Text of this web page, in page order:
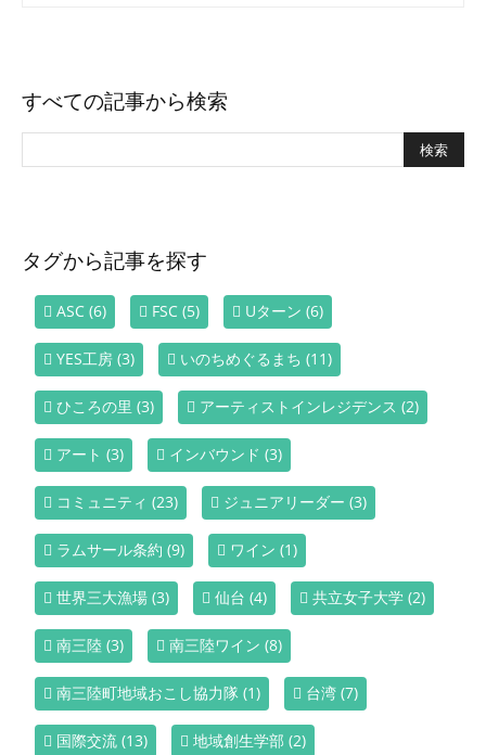
すべての記事から検索
タグから記事を探す
ASC (6) FSC (5) Uターン (6)
YES工房 (3) いのちめぐるまち (11)
ひころの里 (3) アーティストインレジデンス (2)
アート (3) インバウンド (3)
コミュニティ (23) ジュニアリーダー (3)
ラムサール条約 (9) ワイン (1)
世界三大漁場 (3) 仙台 (4) 共立女子大学 (2)
南三陸 (3) 南三陸ワイン (8)
南三陸町地域おこし協力隊 (1) 台湾 (7)
国際交流 (13) 地域創生学部 (2)